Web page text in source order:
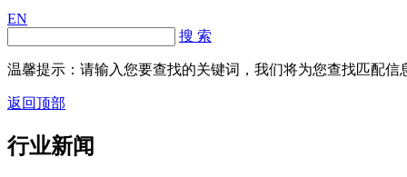
EN
搜 索
温馨提示：请输入您要查找的关键词，我们将为您查找匹配信
返回顶部
行业新闻